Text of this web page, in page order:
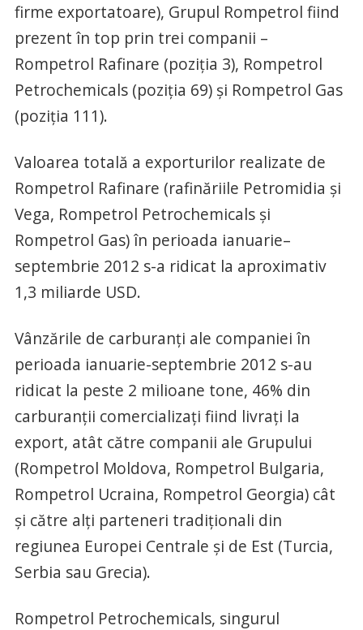
firme exportatoare), Grupul Rompetrol fiind
prezent în top prin trei companii –
Rompetrol Rafinare (poziţia 3), Rompetrol
Petrochemicals (poziţia 69) şi Rompetrol Gas
(poziţia 111).
Valoarea totală a exporturilor realizate de
Rompetrol Rafinare (rafinăriile Petromidia şi
Vega, Rompetrol Petrochemicals şi
Rompetrol Gas) în perioada ianuarie–
septembrie 2012 s-a ridicat la aproximativ
1,3 miliarde USD.
Vânzările de carburanţi ale companiei în
perioada ianuarie-septembrie 2012 s-au
ridicat la peste 2 milioane tone, 46% din
carburanţii comercializaţi fiind livraţi la
export, atât către companii ale Grupului
(Rompetrol Moldova, Rompetrol Bulgaria,
Rompetrol Ucraina, Rompetrol Georgia) cât
şi către alţi parteneri tradiţionali din
regiunea Europei Centrale şi de Est (Turcia,
Serbia sau Grecia).
Rompetrol Petrochemicals, singurul